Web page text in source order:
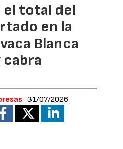
el total del
en la
Blanca
cabra
31/07/2026